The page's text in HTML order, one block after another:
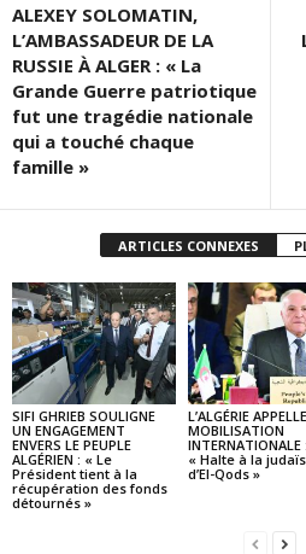
ALEXEY SOLOMATIN,
L’AMBASSADEUR DE LA
RUSSIE À ALGER : « La
Grande Guerre patriotique
fut une tragédie nationale
qui a touché chaque
famille »
ARTICLES CONNEXES
SIFI GHRIEB SOULIGNE
UN ENGAGEMENT
ENVERS LE PEUPLE
ALGÉRIEN : « Le
Président tient à la
récupération des fonds
détournés »
L’ALGÉRIE
MOBILISATION
INTERNATIONALE :
« Halte à la
d’El-Qods »